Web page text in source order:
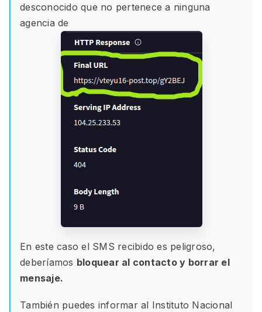
desconocido que no pertenece a ninguna
agencia de
En este caso el SMS recibido es peligroso,
deberíamos bloquear al contacto y borrar el
mensaje.
También puedes informar al Instituto Nacional